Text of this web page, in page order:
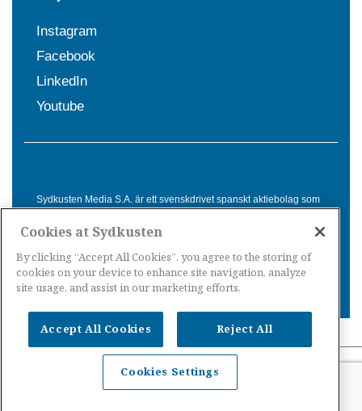
Instagram
Facebook
LinkedIn
Youtube
Sydkusten Media S.A. är ett svenskdrivet spanskt aktiebolag som
Spanien. Genom nyhetsbevakning av hela Spanien, med bas på
informationsförmedling för svenskar i Spanien.
Nyheter Spanien· Nyheter Costa del Sol
Costa Tropical
Nyheter Costa Blanca
Cookies at Sydkusten
By clicking “Accept All Cookies”, you agree to the storing of
cookies on your device to enhance site navigation, analyze
site usage, and assist in our marketing efforts.
Accept All Cookies Reject All
Cookies Settings